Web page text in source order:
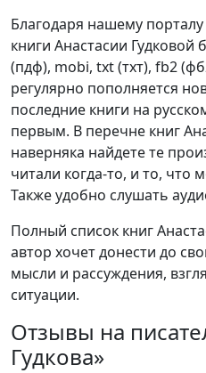
Благодаря нашему
книги Анастасии
(пдф), mobi, txt (тхт), fb2
регулярно пополняется
последние книги на
первым. В перечне книг
наверняка найдете те
читали когда-то, и то, что
Также удобно слушать
Полный список книг
автор хочет донести до
мысли и рассуждения,
ситуации.
Отзывы на
Гудкова»